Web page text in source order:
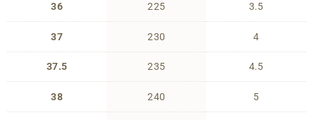
36
37
37.5
38
225
230
235
240
3.5
4
4.5
5